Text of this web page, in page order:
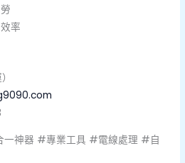
率
神器 #專業工具 #電線處理 #自